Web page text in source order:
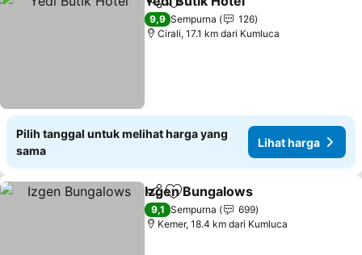
BagikanTambahkan ke favorit
9,9 Sempurna
126
Cirali, 17.1 km dari Kumluca
Pilih tanggal untuk melihat harga yang
sama
Lihat harga
BagikanTambahkan ke favorit
Izgen Bungalows
9,1 Sempurna
699
Kemer, 18.4 km dari Kumluca